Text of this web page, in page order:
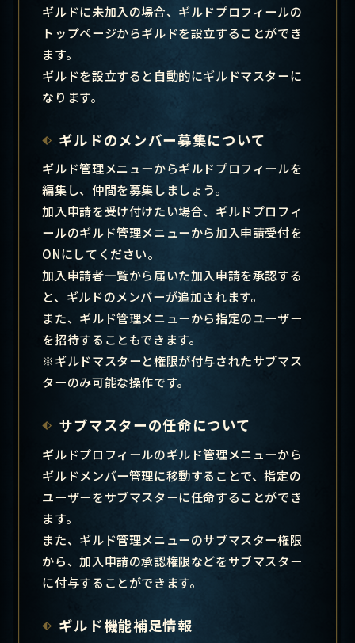
ギルドに未加入の場合、ギルドプロフィールの
トップページからギルドを設立することができ
ます。
ギルドを設立すると自動的にギルドマスターに
なります。
ギルドのメンバー募集について
ギルド管理メニューからギルドプロフィールを
編集し、仲間を募集しましょう。
加入申請を受け付けたい場合、ギルドプロフィ
ールのギルド管理メニューから加入申請受付を
ONにしてください。
加入申請者一覧から届いた加入申請を承認する
と、ギルドのメンバーが追加されます。
また、ギルド管理メニューから指定のユーザー
を招待することもできます。
※ギルドマスターと権限が付与されたサブマス
ターのみ可能な操作です。
サブマスターの任命について
ギルドプロフィールのギルド管理メニューから
ギルドメンバー管理に移動することで、指定の
ユーザーをサブマスターに任命することができ
ます。
また、ギルド管理メニューのサブマスター権限
から、加入申請の承認権限などをサブマスター
に付与することができます。
ギルド機能補足情報